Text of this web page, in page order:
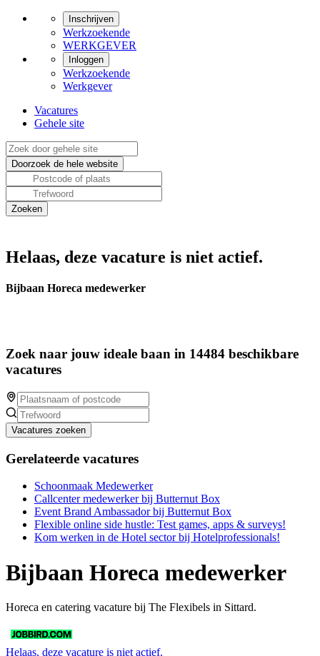
Inschrijven
Werkzoekende
WERKGEVER
Inloggen
Werkzoekende
Werkgever
Vacatures
Gehele site
Helaas, deze vacature is niet actief.
Bijbaan Horeca medewerker
Zoek naar jouw ideale baan in 14484 beschikbare
vacatures
Vacatures zoeken
Gerelateerde vacatures
Schoonmaak Medewerker
Callcenter medewerker bij Butternut Box
Event Brand Ambassador bij Butternut Box
Flexible online side hustle: Test games, apps & surveys!
Kom werken in de Hotel sector bij Hotelprofessionals!
Bijbaan Horeca medewerker
Horeca en catering vacature bij The Flexibels in Sittard.
Helaas, deze vacature is niet actief.